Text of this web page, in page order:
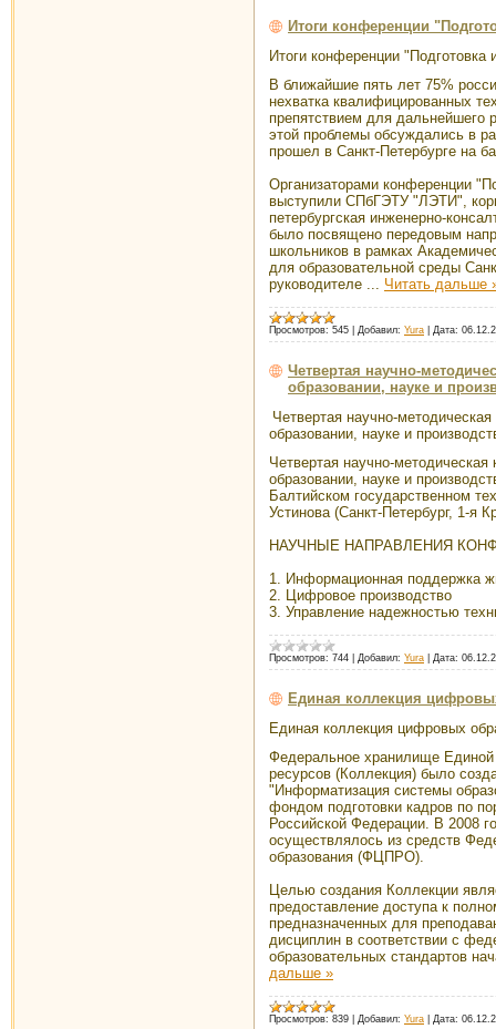
Итоги конференции
Итоги конференции "Подготовка
В ближайшие пять лет 75%
нехватка квалифицированных
препятствием для дальнейшего
этой проблемы обсуждались в
прошел в Санкт-Петербурге на
Организаторами конференции
выступили СПбГЭТУ "ЛЭТИ",
петербургская инженерно-
было посвящено передовым
школьников в рамках
для образовательной среды
руководителе ... Читать дальше
Просмотров: 545 Добавил: Yura Дата:
Четвертая научно-
образовании, науке и
Четвертая научно-
образовании, науке и
Четвертая научно-
образовании, науке и
Балтийском государственном
Устинова (Санкт-Петербург, 1-я
НАУЧНЫЕ НАПРАВЛЕНИЯ
1. Информационная поддержка
2. Цифровое производство
3. Управление надежностью
Просмотров: 744 Добавил: Yura Дата:
Единая коллекция
Единая коллекция цифровых
Федеральное хранилище
ресурсов (Коллекция) было
"Информатизация системы
фондом подготовки кадров по
Российской Федерации. В 2008
осуществлялось из средств
образования (ФЦПРО).
Целью создания Коллекции
предоставление доступа к
предназначенных для
дисциплин в соответствии с
образовательных стандартов
дальше »
Просмотров: 839 Добавил: Yura Дата: